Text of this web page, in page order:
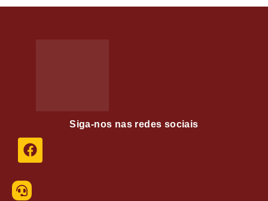
Siga-nos nas redes sociais